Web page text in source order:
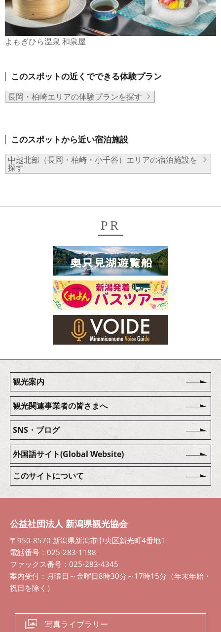
よもぎひら温泉 和泉屋
このスポットの近くでできる体験プラン
長岡・柏崎エリアの体験プランを探す
このスポットから近い宿泊施設
中越北部（長岡・柏崎・小千谷）エリアの宿泊施設を
探す
PR
観光案内
観光関連事業者の皆さまへ
SNS・ブログ
外国語サイト(Global Website)
このサイトについて
公益社団法人 新潟県観光協会
〒950-8570 新潟県新潟市中央区新光町4番地1
電話番号：025-283-1188
ファックス番号：025-283-4345
案内受付：月曜日～金曜日8時30分～17時15分（年末年始・
祝日を除く）
写真ライブラリー